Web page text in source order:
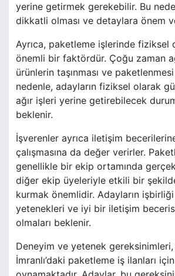
yerine getirmek gerekebilir. Bu
dikkatli olması ve detaylara önem
Ayrıca, paketleme işlerinde fiziksel
önemli bir faktördür. Çoğu zaman
ürünlerin taşınması ve
nedenle, adayların fiziksel olarak
ağır işleri yerine getirebilecek
beklenir.
İşverenler ayrıca iletişim
çalışmasına da değer verirler.
genellikle bir ekip ortamında
diğer ekip üyeleriyle etkili bir
kurmak önemlidir. Adayların
yetenekleri ve iyi bir iletişim
olmaları beklenir.
Deneyim ve yetenek
İmranlı’daki paketleme iş ilanları